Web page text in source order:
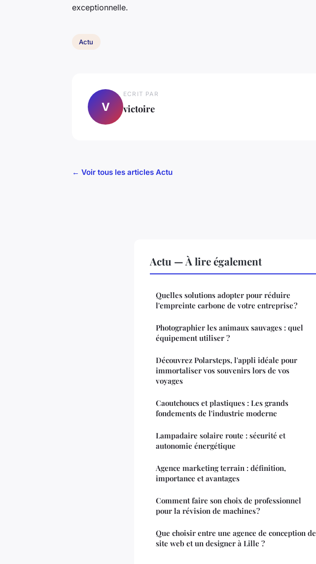
exceptionnelle.
Actu
V
ECRIT PAR
victoire
← Voir tous les articles Actu
Actu — À lire également
Quelles solutions adopter pour réduire
l'empreinte carbone de votre entreprise ?
Photographier les animaux sauvages : quel
équipement utiliser ?
Découvrez Polarsteps, l'appli idéale pour
immortaliser vos souvenirs lors de vos
voyages
Caoutchoucs et plastiques : Les grands
fondements de l'industrie moderne
Lampadaire solaire route : sécurité et
autonomie énergétique
Agence marketing terrain : définition,
importance et avantages
Comment faire son choix de professionnel
pour la révision de machines ?
Que choisir entre une agence de conception de
site web et un designer à Lille ?